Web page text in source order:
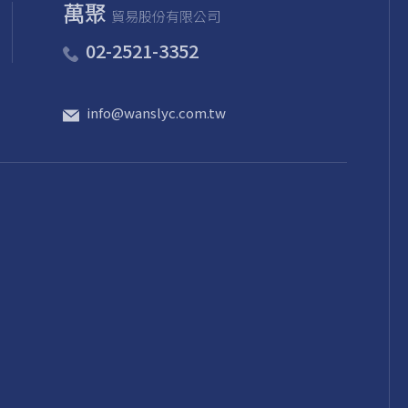
萬聚 貿易股份有限公司
02-2521-3352
info@wanslyc.com.tw